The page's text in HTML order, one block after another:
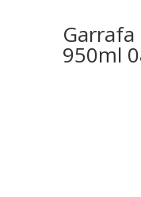
950ml